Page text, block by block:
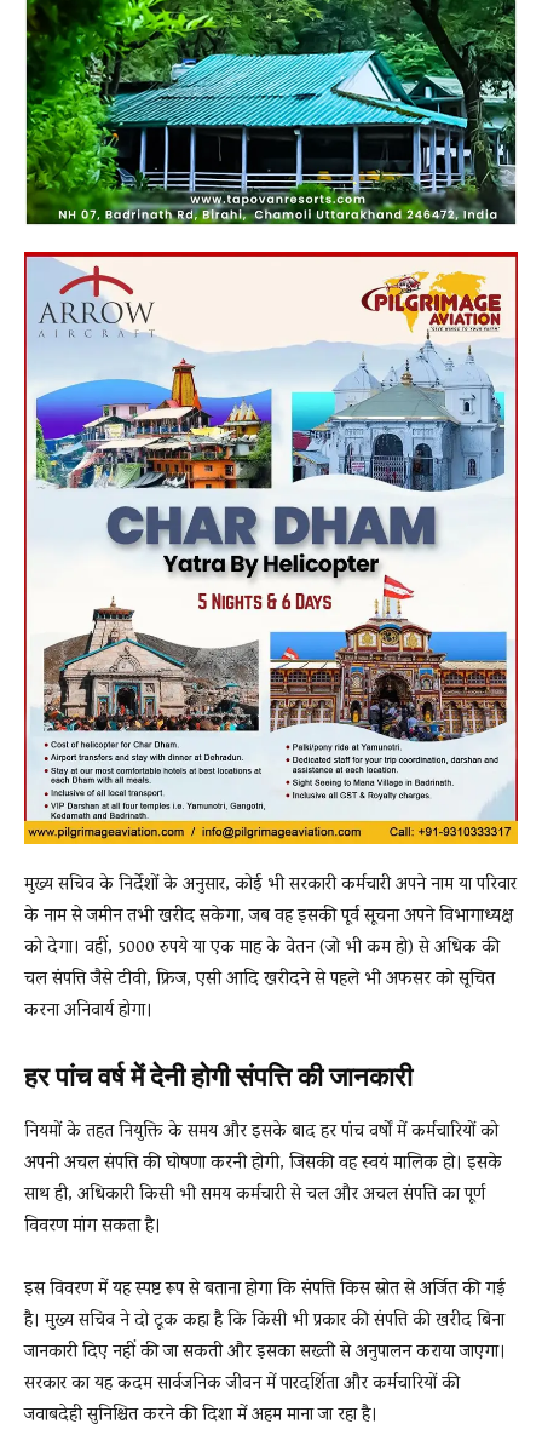
मुख्य सचिव के निर्देशों के अनुसार, कोई भी सरकारी कर्मचारी अपने नाम या परिवार
के नाम से जमीन तभी खरीद सकेगा, जब वह इसकी पूर्व सूचना अपने विभागाध्यक्ष
को देगा। वहीं, 5000 रुपये या एक माह के वेतन (जो भी कम हो) से अधिक की
चल संपत्ति जैसे टीवी, फ्रिज, एसी आदि खरीदने से पहले भी अफसर को सूचित
करना अनिवार्य होगा।
हर पांच वर्ष में देनी होगी संपत्ति की जानकारी
नियमों के तहत नियुक्ति के समय और इसके बाद हर पांच वर्षों में कर्मचारियों को
अपनी अचल संपत्ति की घोषणा करनी होगी, जिसकी वह स्वयं मालिक हो। इसके
साथ ही, अधिकारी किसी भी समय कर्मचारी से चल और अचल संपत्ति का पूर्ण
विवरण मांग सकता है।
इस विवरण में यह स्पष्ट रूप से बताना होगा कि संपत्ति किस स्रोत से अर्जित की गई
है। मुख्य सचिव ने दो टूक कहा है कि किसी भी प्रकार की संपत्ति की खरीद बिना
जानकारी दिए नहीं की जा सकती और इसका सख्ती से अनुपालन कराया जाएगा।
सरकार का यह कदम सार्वजनिक जीवन में पारदर्शिता और कर्मचारियों की
जवाबदेही सुनिश्चित करने की दिशा में अहम माना जा रहा है।